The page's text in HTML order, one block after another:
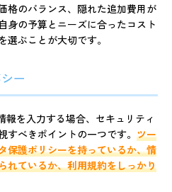
格のバランス、隠れた追加費用が
身の予算とニーズに合ったコスト
ぶことが大切です。
ー
報を入力する場合、セキュリティ
すべきポイントの一つです。 ツー
保護ポリシーを持っているか、情
れているか、利用規約をしっかり